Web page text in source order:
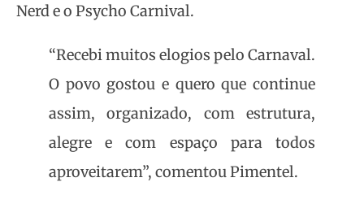
Nerd e o Psycho Carnival.
“Recebi muitos elogios pelo Carnaval.
O povo gostou e quero que continue
assim, organizado, com estrutura,
alegre e com espaço para todos
aproveitarem”, comentou Pimentel.